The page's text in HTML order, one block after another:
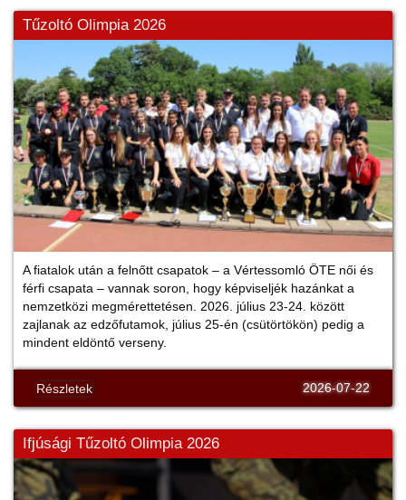
Tűzoltó Olimpia 2026
A fiatalok után a felnőtt csapatok – a Vértessomló ÖTE női és
férfi csapata – vannak soron, hogy képviseljék hazánkat a
nemzetközi megmérettetésen. 2026. július 23-24. között
zajlanak az edzőfutamok, július 25-én (csütörtökön) pedig a
mindent eldöntő verseny.
Részletek 2026-07-22
Ifjúsági Tűzoltó Olimpia 2026